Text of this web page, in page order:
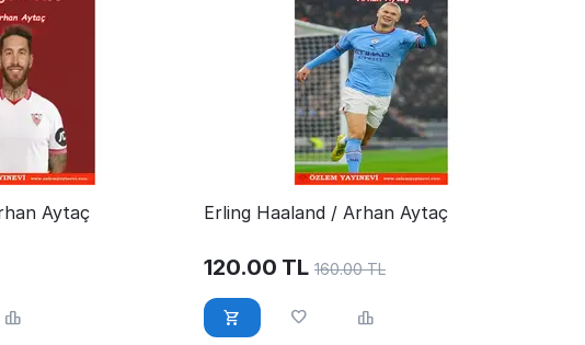
Aytaç Erling Haaland / Arhan Aytaç
120.00 TL 160.00 TL